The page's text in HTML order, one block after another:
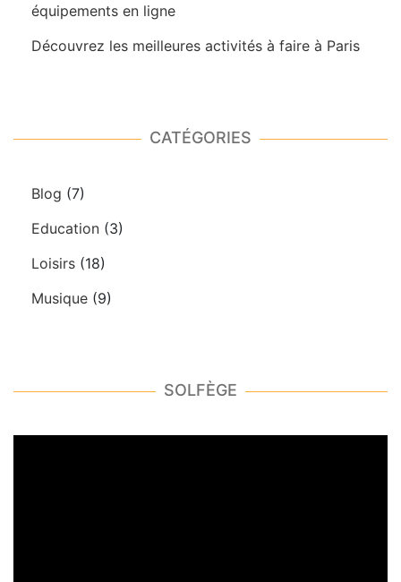
équipements en ligne
Découvrez les meilleures activités à faire à Paris
CATÉGORIES
Blog (7)
Education (3)
Loisirs (18)
Musique (9)
SOLFÈGE